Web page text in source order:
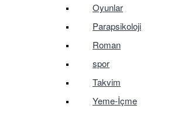
Oyunlar
Parapsikoloji
Roman
spor
Takvim
Yeme-İçme